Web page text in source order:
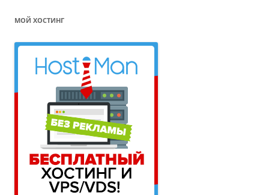
МОЙ ХОСТИНГ